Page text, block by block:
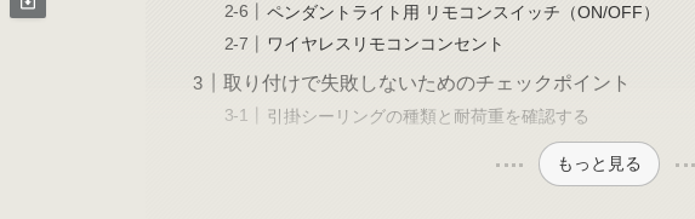
ペンダントライト用 リモコンスイッチ（ON/OFF）
ワイヤレスリモコンコンセント
取り付けで失敗しないためのチェックポイント
引掛シーリングの種類と耐荷重を確認する
もっと見る